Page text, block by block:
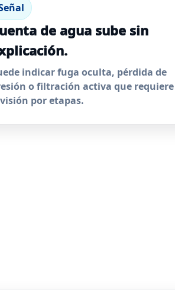
de agua sube sin
indicar fuga oculta, pérdida de
o filtración activa que requiere
por etapas.